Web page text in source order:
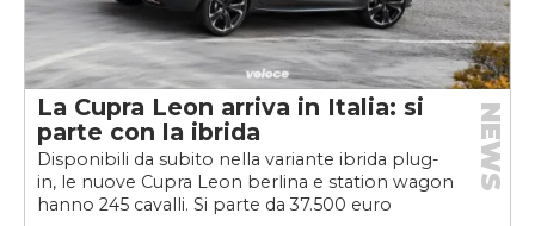
La Cupra Leon arriva in Italia: si
parte con la ibrida
Disponibili da subito nella variante ibrida plug-
in, le nuove Cupra Leon berlina e station wagon
hanno 245 cavalli. Si parte da 37.500 euro
NEWS